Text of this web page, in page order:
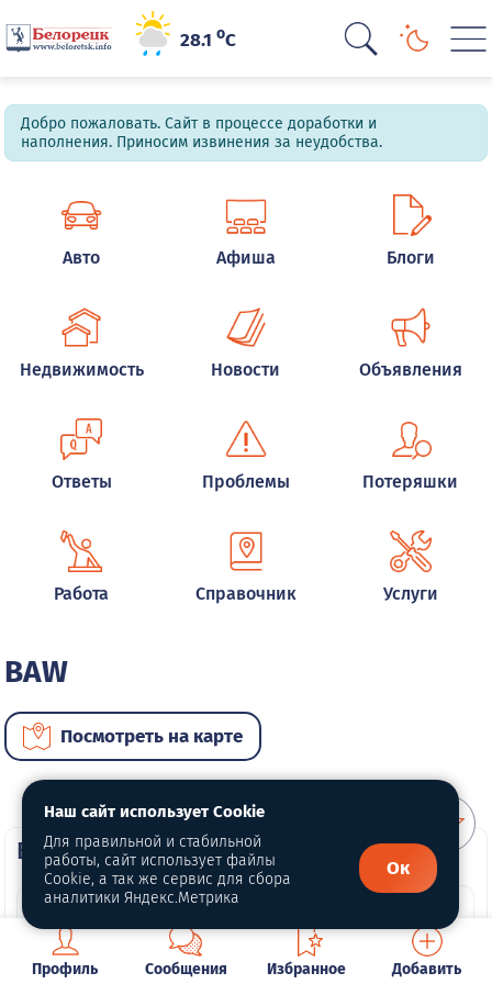
28.1oC
Добро пожаловать. Сайт в процессе доработки и
наполнения. Приносим извинения за неудобства.
Авто Афиша Блоги
Недвижимость Новости Объявления
Ответы Проблемы Потеряшки
Работа Справочник Услуги
BAW
Посмотреть на карте
ВИП автомобили
Профиль Сообщения Избранное Добавить
Наш сайт использует Cookie
Для правильной и стабильной
работы, сайт использует файлы
Cookie, а так же сервис для сбора
аналитики Яндекс.Метрика
Ок